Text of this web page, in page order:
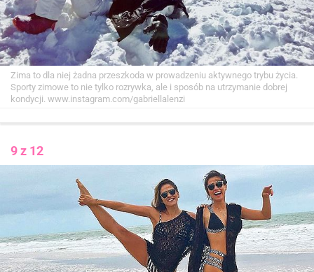
Zima to dla niej żadna przeszkoda w prowadzeniu aktywnego trybu życia.
Sporty zimowe to nie tylko rozrywka, ale i sposób na utrzymanie dobrej
kondycji. www.instagram.com/gabriellalenzi
9 z 12